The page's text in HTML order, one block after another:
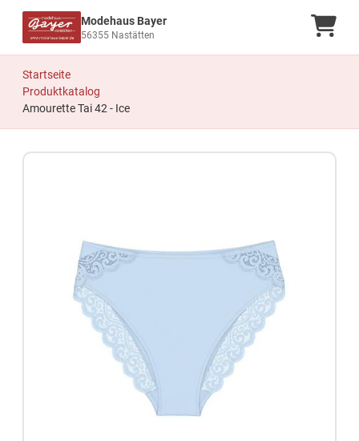
Modehaus Bayer
56355 Nastätten
Startseite
Produktkatalog
Amourette Tai 42 - Ice